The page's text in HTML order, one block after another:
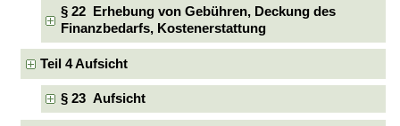
§ 22 Erhebung von Gebühren, Deckung des
Finanzbedarfs, Kostenerstattung
Teil 4 Aufsicht
§ 23 Aufsicht